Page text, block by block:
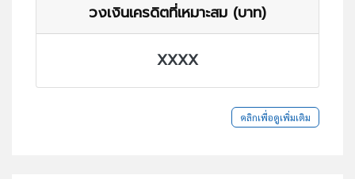
วงเงินเครดิตที่เหมาะสม (บาท)
XXXX
คลิกเพื่อดูเพิ่มเติม